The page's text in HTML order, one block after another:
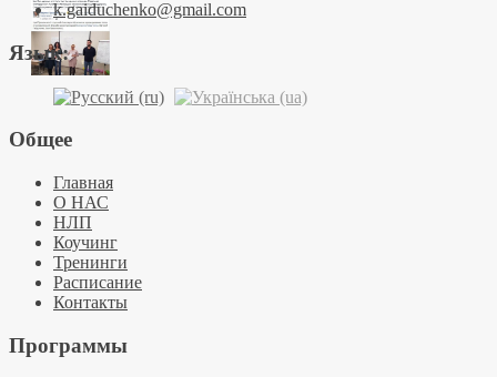
k.gaiduchenko@gmail.com
Язык:
Общее
Главная
О НАС
НЛП
Коучинг
Тренинги
Расписание
Контакты
Программы